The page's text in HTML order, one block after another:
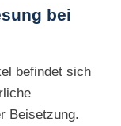
bei
befindet sich
Beisetzung.